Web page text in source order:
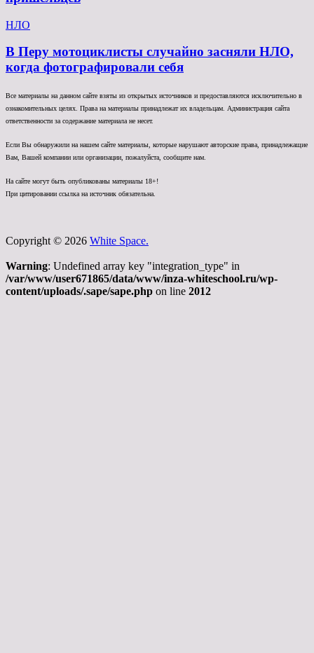
НЛО
В Перу мотоциклисты случайно засняли НЛО,
когда фотографировали себя
Все материалы на данном сайте взяты из открытых источников и предоставляются исключительно в
ознакомительных целях. Права на материалы принадлежат их владельцам. Администрация сайта
ответственности за содержание материала не несет.
Если Вы обнаружили на нашем сайте материалы, которые нарушают авторские права, принадлежащие
Вам, Вашей компании или организации, пожалуйста, сообщите нам.
На сайте могут быть опубликованы материалы 18+!
При цитировании ссылка на источник обязательна.
Copyright © 2026 White Space.
Warning: Undefined array key "integration_type" in
/var/www/user671865/data/www/inza-whiteschool.ru/wp-
content/uploads/.sape/sape.php on line 2012